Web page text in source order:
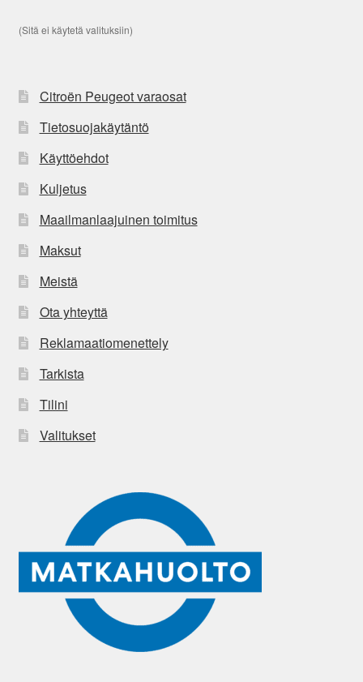
(Sitä ei käytetä valituksiin)
Citroën Peugeot varaosat
Tietosuojakäytäntö
Käyttöehdot
Kuljetus
Maailmanlaajuinen toimitus
Maksut
Meistä
Ota yhteyttä
Reklamaatiomenettely
Tarkista
Tilini
Valitukset